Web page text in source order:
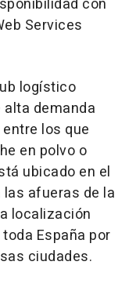
con
Services
logístico
demanda
los que
en polvo o
ubicado en el
afueras de la
localización
España por
ciudades.